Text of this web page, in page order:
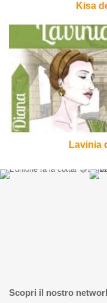
Kisa
birrificio
La
Diana
Lavinia
Scopri il nostro